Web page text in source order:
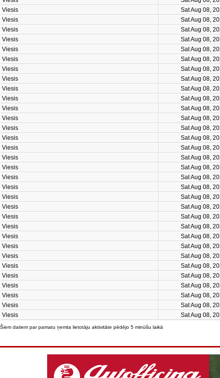
Viesis
Sat Aug 08,
Viesis
Sat Aug 08,
Viesis
Sat Aug 08,
Viesis
Sat Aug 08,
Viesis
Sat Aug 08,
Viesis
Sat Aug 08,
Viesis
Sat Aug 08,
Viesis
Sat Aug 08,
Viesis
Sat Aug 08,
Viesis
Sat Aug 08,
Viesis
Sat Aug 08,
Viesis
Sat Aug 08,
Viesis
Sat Aug 08,
Viesis
Sat Aug 08,
Viesis
Sat Aug 08,
Viesis
Sat Aug 08,
Viesis
Sat Aug 08,
Viesis
Sat Aug 08,
Viesis
Sat Aug 08,
Viesis
Sat Aug 08,
Viesis
Sat Aug 08,
Viesis
Sat Aug 08,
Viesis
Sat Aug 08,
Viesis
Sat Aug 08,
Viesis
Sat Aug 08,
Viesis
Sat Aug 08,
Viesis
Sat Aug 08,
Viesis
Sat Aug 08,
Viesis
Sat Aug 08,
Viesis
Sat Aug 08,
Viesis
Sat Aug 08,
Viesis
Sat Aug 08,
Šiem datiem par pamatu ņemta lietotāju aktivitāte pēdējo 5 minūšu laikā